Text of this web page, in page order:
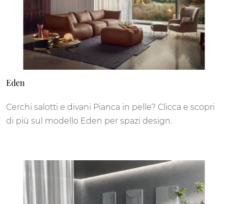
Eden
Cerchi salotti e divani Pianca in pelle? Clicca e scopri
di più sul modello Eden per spazi design.